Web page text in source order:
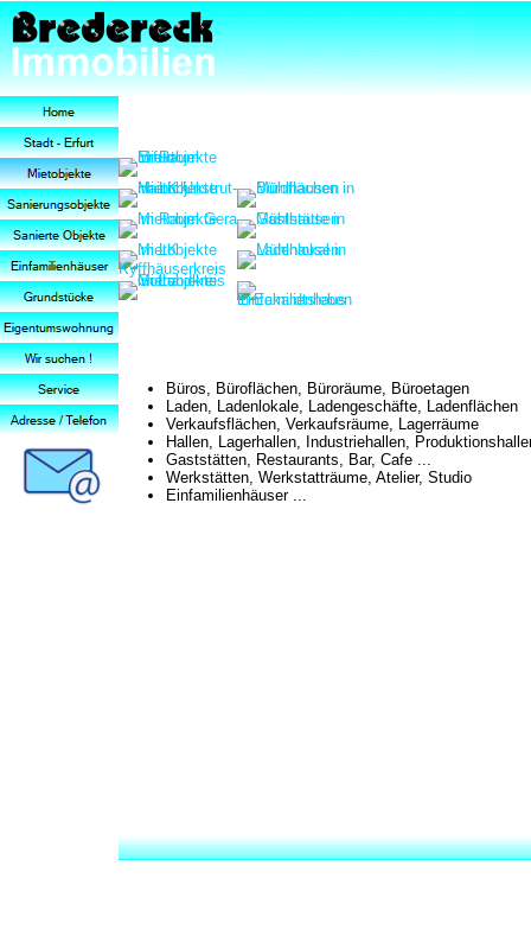
Büros, Büroflächen, Büroräume, Büroetagen
Laden, Ladenlokale, Ladengeschäfte, Ladenflächen
Verkaufsflächen, Verkaufsräume, Lagerräume
Hallen, Lagerhallen, Industriehallen,
Gaststätten, Restaurants, Bar, Cafe ...
Werkstätten, Werkstatträume, Atelier, Studio
Einfamilienhäuser ...